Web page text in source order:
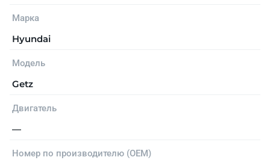
Марка
Hyundai
Модель
Getz
Двигатель
—
Номер по производителю (OEM)